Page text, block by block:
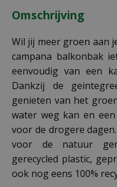
Omschrijving
Wil jij meer groen aan
campana balkonbak
eenvoudig van een
Dankzij de
genieten van het
water weg kan en
voor de drogere
voor de natuur
gerecycled plastic,
ook nog eens 100%